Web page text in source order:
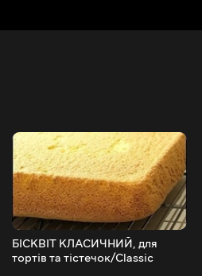
БІСКВІТ КЛАСИЧНИЙ, для
тортів та тістечок/Classic